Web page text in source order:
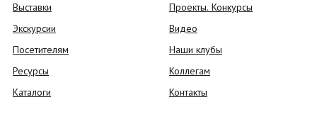
Выставки
Экскурсии
Посетителям
Ресурсы
Каталоги
Проекты. Конкурсы
Видео
Наши клубы
Коллегам
Контакты